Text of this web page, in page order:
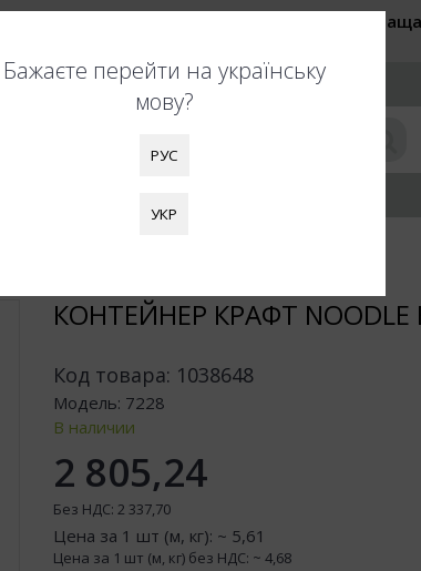
цены при оформлении заказа. Также
КОНТЕЙНЕР КРАФТ
Код товара: 1038648
Модель: 7228
В наличии
2 805,24
Без НДС: 2 337,70
Цена за 1 шт (м, кг): ~ 5,61
Цена за 1 шт (м, кг) без НДС: ~ 4,68
Бажаєте перейти на українську
мову?
РУС
УКР